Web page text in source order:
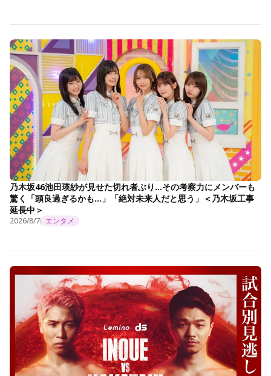
乃木坂46池田瑛紗が見せた切れ者ぶり…その考察力にメンバーも
驚く「頭良過ぎるかも…」「絶対未来人だと思う」＜乃木坂工事
延長中＞
2026/8/7 エンタメ